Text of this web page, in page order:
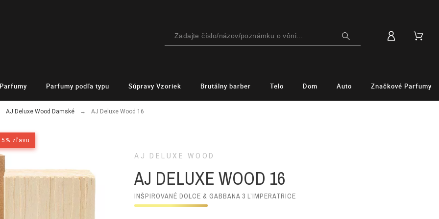
Parfumy Parfumy podľa typu Súpravy Vzoriek Brutálny barber Telo Dom Auto Značkové Parfumy
AJ Deluxe Wood Damské AJ Deluxe Wood 16
zľavu
zľavu
AJ DELUXE WOOD
AJ DELUXE WOOD 16
INŠPIROVANÉ DOLCE & GABBANA 3 L’IMPERATRICE